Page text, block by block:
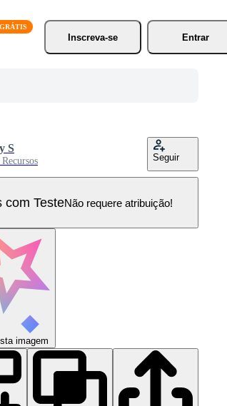
Inscreva-se
Entrar
S
Seguir
com TesteNão requere atribuição!
imagem